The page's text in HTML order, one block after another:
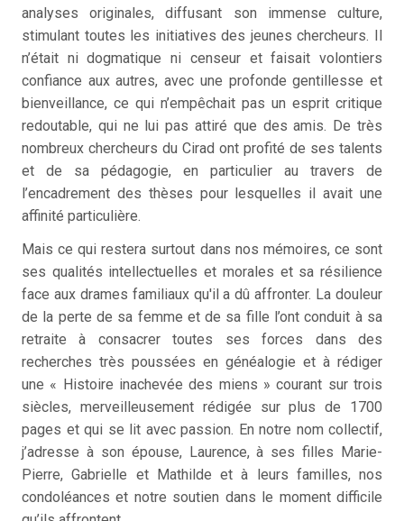
analyses originales, diffusant son immense culture,
stimulant toutes les initiatives des jeunes chercheurs. Il
n’était ni dogmatique ni censeur et faisait volontiers
confiance aux autres, avec une profonde gentillesse et
bienveillance, ce qui n’empêchait pas un esprit critique
redoutable, qui ne lui pas attiré que des amis. De très
nombreux chercheurs du Cirad ont profité de ses talents
et de sa pédagogie, en particulier au travers de
l’encadrement des thèses pour lesquelles il avait une
affinité particulière.
Mais ce qui restera surtout dans nos mémoires, ce sont
ses qualités intellectuelles et morales et sa résilience
face aux drames familiaux qu'il a dû affronter. La douleur
de la perte de sa femme et de sa fille l’ont conduit à sa
retraite à consacrer toutes ses forces dans des
recherches très poussées en généalogie et à rédiger
une « Histoire inachevée des miens » courant sur trois
siècles, merveilleusement rédigée sur plus de 1700
pages et qui se lit avec passion. En notre nom collectif,
j’adresse à son épouse, Laurence, à ses filles Marie-
Pierre, Gabrielle et Mathilde et à leurs familles, nos
condoléances et notre soutien dans le moment difficile